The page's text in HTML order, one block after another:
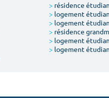
> résidence
> logement
> logement
> résidence
> logement
> logement